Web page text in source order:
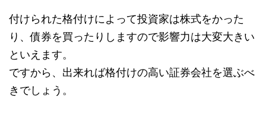
付けられた格付けによって投資家は株式をかった
り、債券を買ったりしますので影響力は大変大きい
といえます。
ですから、出来れば格付けの高い証券会社を選ぶべ
きでしょう。